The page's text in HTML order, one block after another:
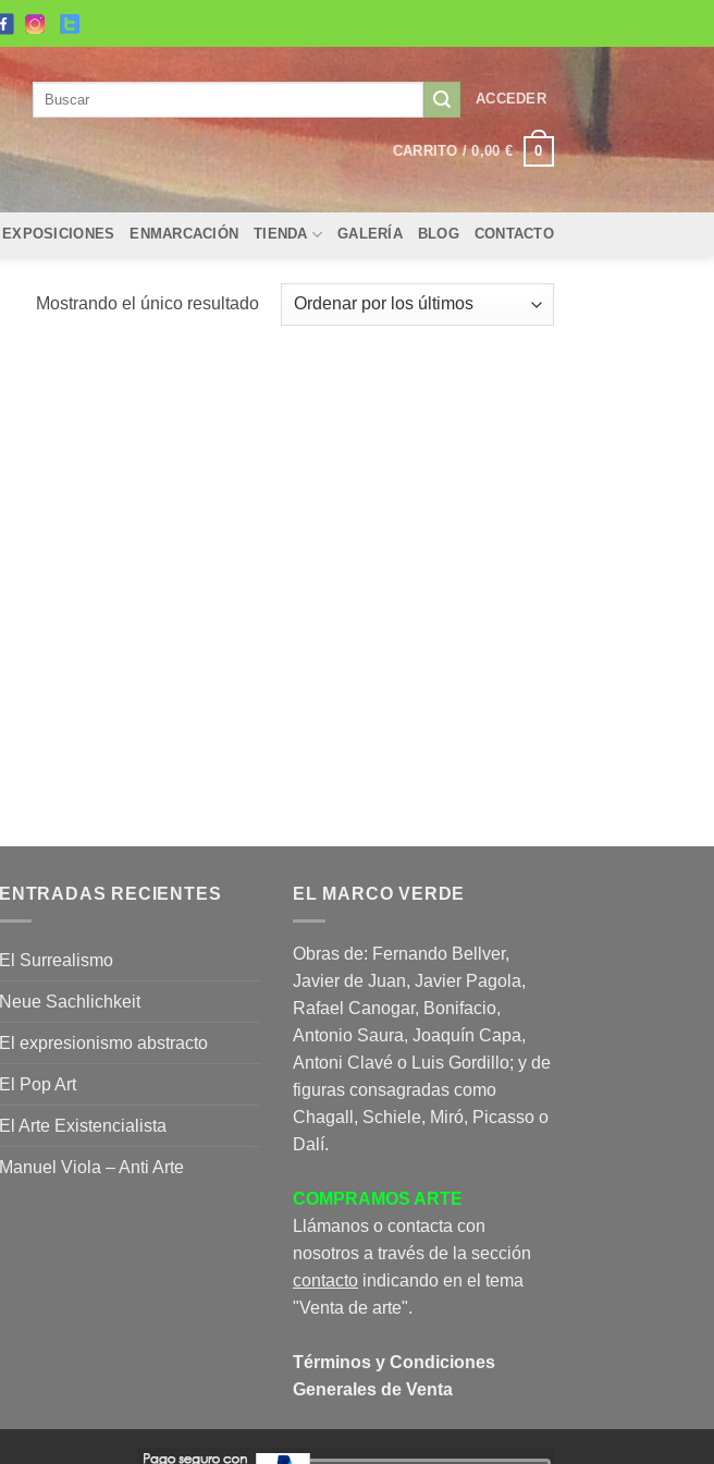
ACCEDER
CARRITO /0,00€ 0
EXPOSICIONES ENMARCACIÓN TIENDA GALERÍA BLOG CONTACTO
Mostrando el único resultado
ENTRADAS RECIENTES
El Surrealismo
Neue Sachlichkeit
El expresionismo abstracto
El Pop Art
El Arte Existencialista
Manuel Viola – Anti Arte
EL MARCO VERDE
Obras de: Fernando Bellver,
Javier de Juan, Javier Pagola,
Rafael Canogar, Bonifacio,
Antonio Saura, Joaquín Capa,
Antoni Clavé o Luis Gordillo; y de
figuras consagradas como
Chagall, Schiele, Miró, Picasso o
Dalí.
COMPRAMOS ARTE
Llámanos o contacta con
nosotros a través de la sección
contacto indicando en el tema
"Venta de arte".
Términos y Condiciones
Generales de Venta